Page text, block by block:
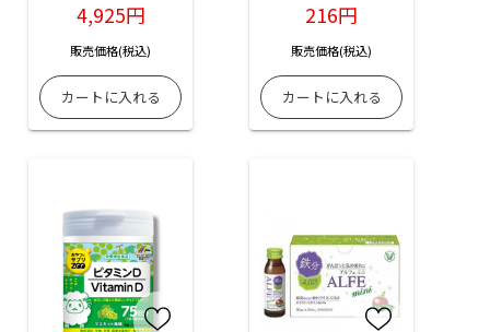
4,925円
販売価格(税込)
216円
販売価格(税込)